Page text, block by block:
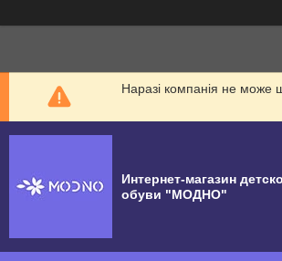
Наразі компанія не може
Интернет-магазин
обуви "МОДНО"